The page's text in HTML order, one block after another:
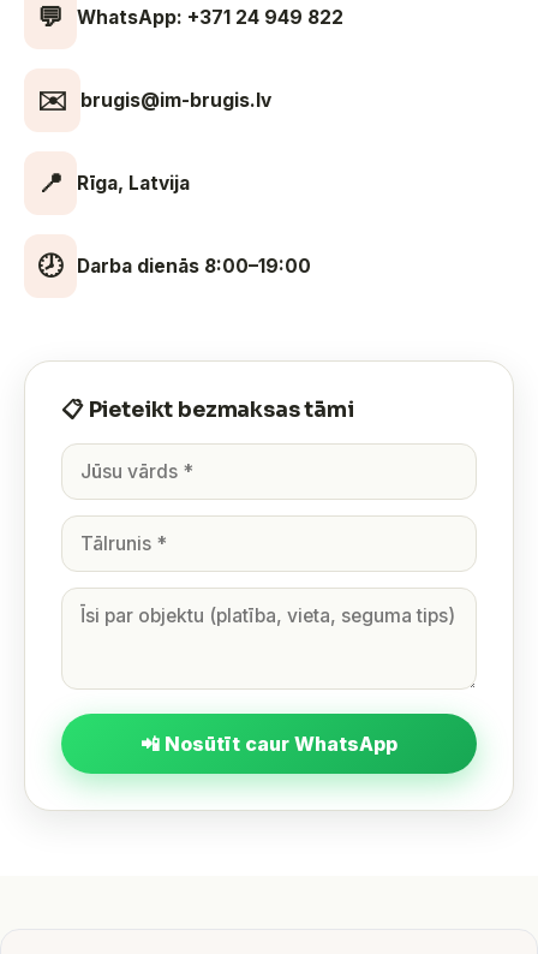
💬 WhatsApp: +371 24 949 822
✉️ brugis@im-brugis.lv
📍 Rīga, Latvija
🕗 Darba dienās 8:00–19:00
📋 Pieteikt bezmaksas tāmi
📲 Nosūtīt caur WhatsApp